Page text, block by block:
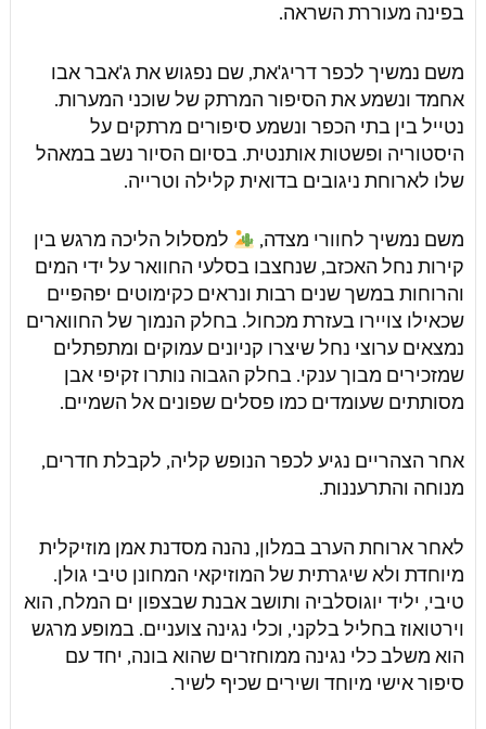
בפינה מעוררת השראה.
משם נמשיך לכפר דריג'את, שם נפגוש את ג'אבר אבו
אחמד ונשמע את הסיפור המרתק של שוכני המערות.
נטייל בין בתי הכפר ונשמע סיפורים מרתקים על
היסטוריה ופשטות אותנטית. בסיום הסיור נשב במאהל
שלו לארוחת ניגובים בדואית קלילה וטרייה.
משם נמשיך לחוורי מצדה,
למסלול הליכה מרגש בין
קירות נחל האכזב, שנחצבו בסלעי החוואר על ידי המים
והרוחות במשך שנים רבות ונראים כקימוטים יפהפיים
שכאילו צויירו בעזרת מכחול. בחלק הנמוך של החווארים
נמצאים ערוצי נחל שיצרו קניונים עמוקים ומתפתלים
שמזכירים מבוך ענקי. בחלק הגבוה נותרו זקיפי אבן
מסותתים שעומדים כמו פסלים שפונים אל השמיים.
אחר הצהריים נגיע לכפר הנופש קליה, לקבלת חדרים,
מנוחה והתרעננות.
לאחר ארוחת הערב במלון, נהנה מסדנת אמן מוזיקלית
מיוחדת ולא שיגרתית של המוזיקאי המחונן טיבי גולן.
טיבי, יליד יוגוסלביה ותושב אבנת שבצפון ים המלח, הוא
וירטואוז בחליל בלקני, וכלי נגינה צועניים. במופע מרגש
הוא משלב כלי נגינה ממוחזרים שהוא בונה, יחד עם
סיפור אישי מיוחד ושירים שכיף לשיר.